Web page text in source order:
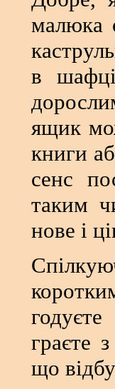
малюка
в
ящик
книги
сенс
таким
нове і
граєте
що